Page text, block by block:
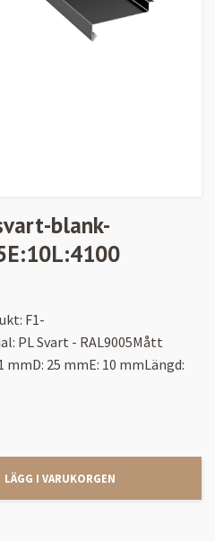
blank-
F1-
PL Svart - RAL9005Mått
mmD: 25 mmE: 10 mmLängd:
LÄGG I VARUKORGEN